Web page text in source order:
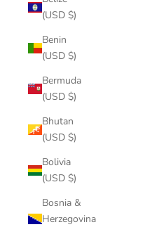
(USD $)
Benin
(USD $)
Bermuda
(USD $)
Bhutan
(USD $)
Bolivia
(USD $)
Bosnia &
Herzegovina